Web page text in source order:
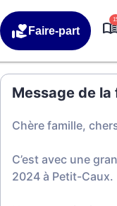
Faire-part
Message de la
Chère famille,
C’est avec une
2024 à Petit-Caux.